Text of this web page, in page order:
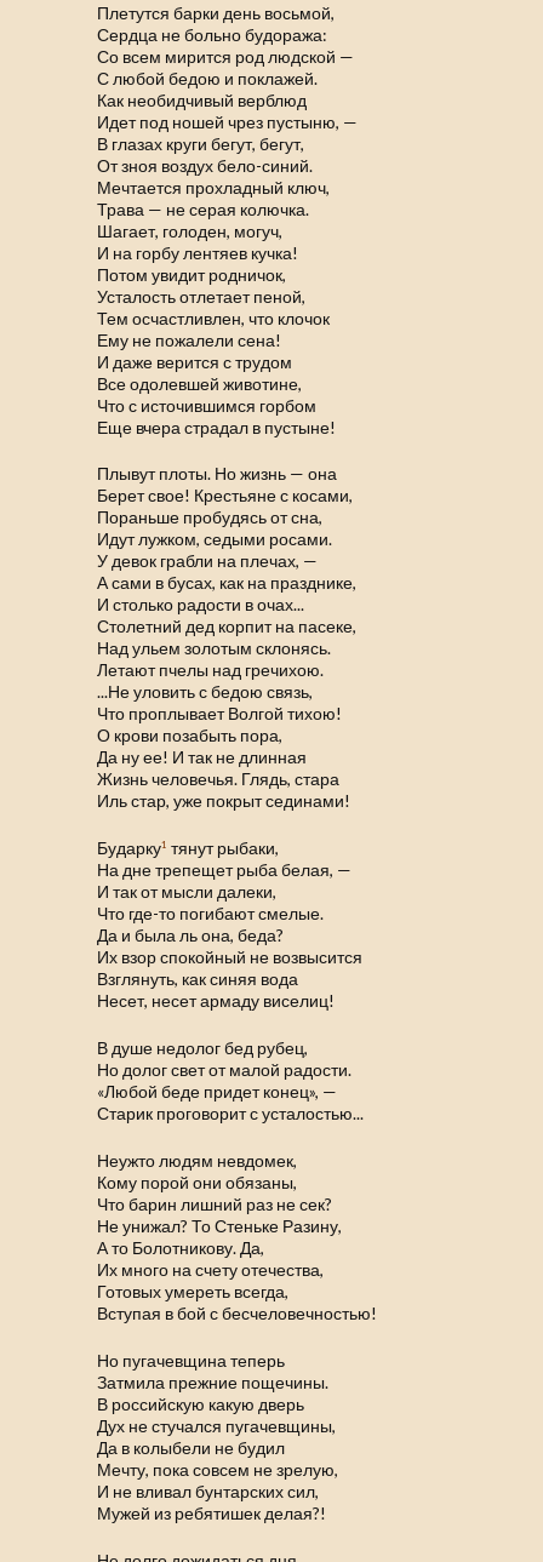
Плетутся барки день восьмой,
Сердца не больно будоража:
Со всем мирится род людской —
С любой бедою и поклажей.
Как необидчивый верблюд
Идет под ношей чрез пустыню, —
В глазах круги бегут, бегут,
От зноя воздух бело-синий.
Мечтается прохладный ключ,
Трава — не серая колючка.
Шагает, голоден, могуч,
И на горбу лентяев кучка!
Потом увидит родничок,
Усталость отлетает пеной,
Тем осчастливлен, что клочок
Ему не пожалели сена!
И даже верится с трудом
Все одолевшей животине,
Что с источившимся горбом
Еще вчера страдал в пустыне!
Плывут плоты. Но жизнь — она
Берет свое! Крестьяне с косами,
Пораньше пробудясь от сна,
Идут лужком, седыми росами.
У девок грабли на плечах, —
А сами в бусах, как на празднике,
И столько радости в очах...
Столетний дед корпит на пасеке,
Над ульем золотым склонясь.
Летают пчелы над гречихою.
...Не уловить с бедою связь,
Что проплывает Волгой тихою!
О крови позабыть пора,
Да ну ее! И так не длинная
Жизнь человечья. Глядь, стара
Иль стар, уже покрыт сединами!
Бударку1 тянут рыбаки,
На дне трепещет рыба белая, —
И так от мысли далеки,
Что где-то погибают смелые.
Да и была ль она, беда?
Их взор спокойный не возвысится
Взглянуть, как синяя вода
Несет, несет армаду виселиц!
В душе недолог бед рубец,
Но долог свет от малой радости.
«Любой беде придет конец», —
Старик проговорит с усталостью...
Неужто людям невдомек,
Кому порой они обязаны,
Что барин лишний раз не сек?
Не унижал? То Стеньке Разину,
А то Болотникову. Да,
Их много на счету отечества,
Готовых умереть всегда,
Вступая в бой с бесчеловечностью!
Но пугачевщина теперь
Затмила прежние пощечины.
В российскую какую дверь
Дух не стучался пугачевщины,
Да в колыбели не будил
Мечту, пока совсем не зрелую,
И не вливал бунтарских сил,
Мужей из ребятишек делая?!